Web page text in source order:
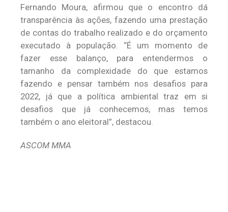
Fernando Moura, afirmou que o encontro dá
transparência às ações, fazendo uma prestação
de contas do trabalho realizado e do orçamento
executado à população. “É um momento de
fazer esse balanço, para entendermos o
tamanho da complexidade do que estamos
fazendo e pensar também nos desafios para
2022, já que a política ambiental traz em si
desafios que já conhecemos, mas temos
também o ano eleitoral”, destacou.
ASCOM MMA